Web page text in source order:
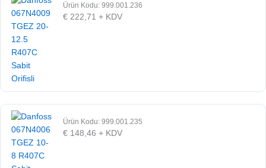
Ürün Kodu: 999.001.236
€ 222,71 + KDV
Ürün Kodu: 999.001.235
€ 148,46 + KDV